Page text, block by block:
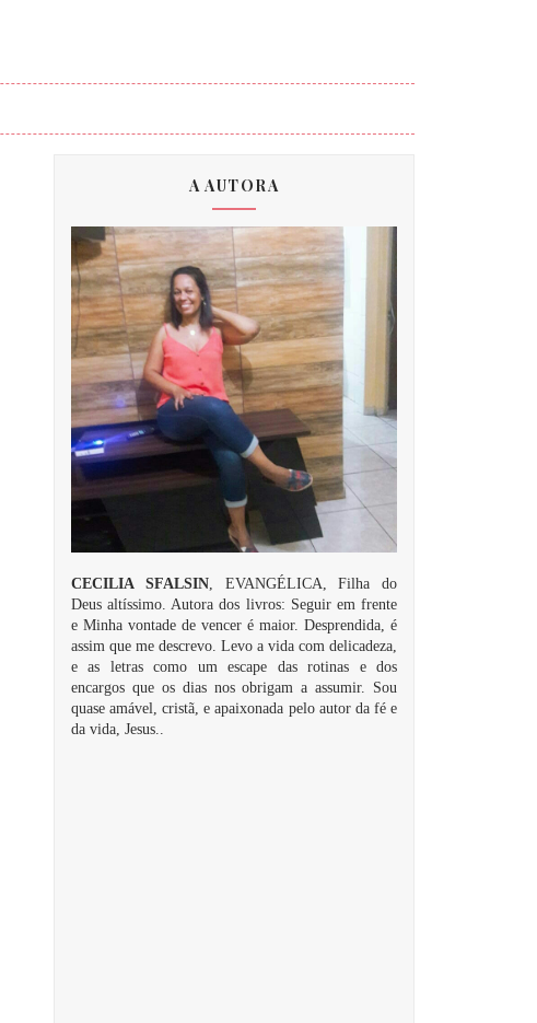
A AUTORA
CECILIA SFALSIN, EVANGÉLICA, Filha do
Deus altíssimo. Autora dos livros: Seguir em frente
e Minha vontade de vencer é maior. Desprendida, é
assim que me descrevo. Levo a vida com delicadeza,
e as letras como um escape das rotinas e dos
encargos que os dias nos obrigam a assumir. Sou
quase amável, cristã, e apaixonada pelo autor da fé e
da vida, Jesus..